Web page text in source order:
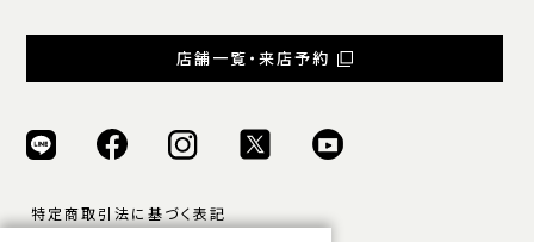
店舗一覧・来店予約
特定商取引法に基づく表記